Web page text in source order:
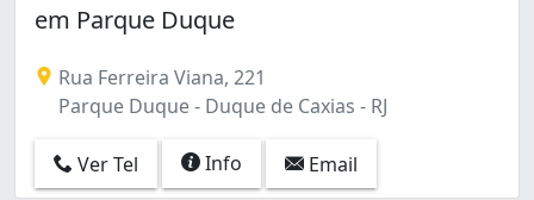
em Parque Duque
Rua Ferreira Viana, 221
Parque Duque - Duque de Caxias - RJ
Ver Tel Info Email